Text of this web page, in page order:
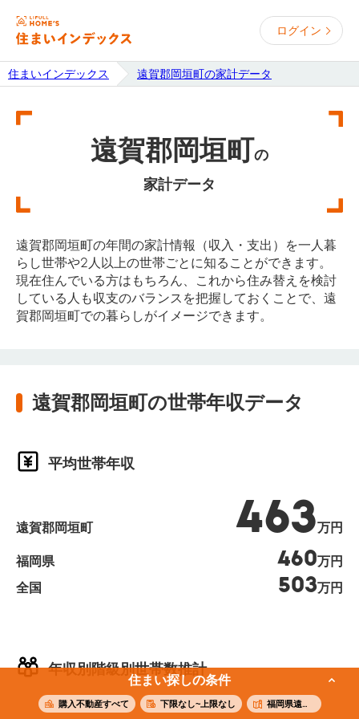
ログイン
住まいインデックス 遠賀郡岡垣町の家計データ
住まい探しの条件
購入不動産すべて 下限なし~上限なし 福岡県遠賀郡岡垣町
遠賀郡岡垣町の
家計データ
遠賀郡岡垣町の年間の家計情報（収入・支出）を一人暮
らし世帯や2人以上の世帯ごとに知ることができます。
現在住んでいる方はもちろん、これから住み替えを検討
している人も収支のバランスを把握しておくことで、遠
賀郡岡垣町での暮らしがイメージできます。
遠賀郡岡垣町の世帯年収データ
年収別階級別世帯数推計
平均世帯年収
遠賀郡岡垣町 463万円
福岡県 460万円
全国
503万円